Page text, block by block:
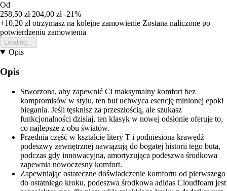
Od
258,50 zł 204,00 zł -21%
+10,20 złotrzymasz na kolejne zamowienie Zostana naliczone po
potwierdzeniu zamowienia
Loading...
Opis
Opis
Stworzona, aby zapewnić Ci maksymalny komfort bez
kompromisów w stylu, ten but uchwyca esencję minionej epoki
biegania. Jeśli tęsknisz za przeszłością, ale szukasz
funkcjonalności dzisiaj, ten klasyk w nowej odsłonie oferuje to,
co najlepsze z obu światów.
Przednia część w kształcie litery T i podniesiona krawędź
podeszwy zewnętrznej nawiązują do bogatej historii tego buta,
podczas gdy innowacyjna, amortyzująca podeszwa środkowa
zapewnia nowoczesny komfort.
Zapewniając ostateczne doświadczenie komfortu od pierwszego
do ostatniego kroku, podeszwa środkowa adidas Cloudfoam jest